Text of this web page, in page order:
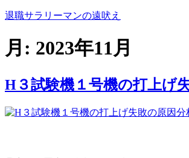
コ
テ
ン
へ
ス
ッ
退職サラリーマンの遠吠え
月: 2023年11月
H３試験機１号機の打上げ